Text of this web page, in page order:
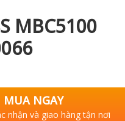
MBC5100
MUA NGAY
nhận và giao hàng tận nơi